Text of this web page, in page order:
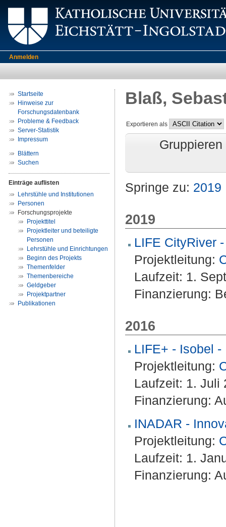
Anmelden
Startseite
Hinweise zur
Forschungsdatenbank
Probleme & Feedback
Server-Statistik
Impressum
Blättern
Suchen
Einträge auflisten
Lehrstühle und Institutionen
Personen
Forschungsprojekte
Projekttitel
Projektleiter und beteiligte
Personen
Lehrstühle und Einrichtungen
Beginn des Projekts
Themenfelder
Themenbereiche
Geldgeber
Projektpartner
Publikationen
Blaß,
Exportieren als
Springe zu: 2019
2019
LIFE CityRiver
Projektleitung:
Laufzeit: 1.
Finanzierung:
2016
LIFE+ - Isobel
Projektleitung:
Laufzeit: 1. Juli
Finanzierung:
INADAR -
Projektleitung:
Laufzeit: 1.
Finanzierung: